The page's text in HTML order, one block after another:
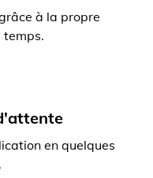
à la propre
temps.
en quelques